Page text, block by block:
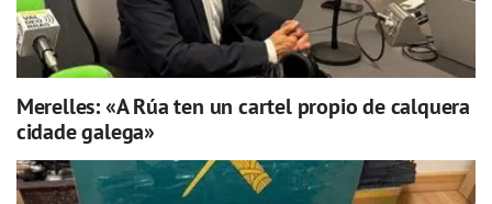
Merelles: «A Rúa ten un cartel propio de calquera
cidade galega»